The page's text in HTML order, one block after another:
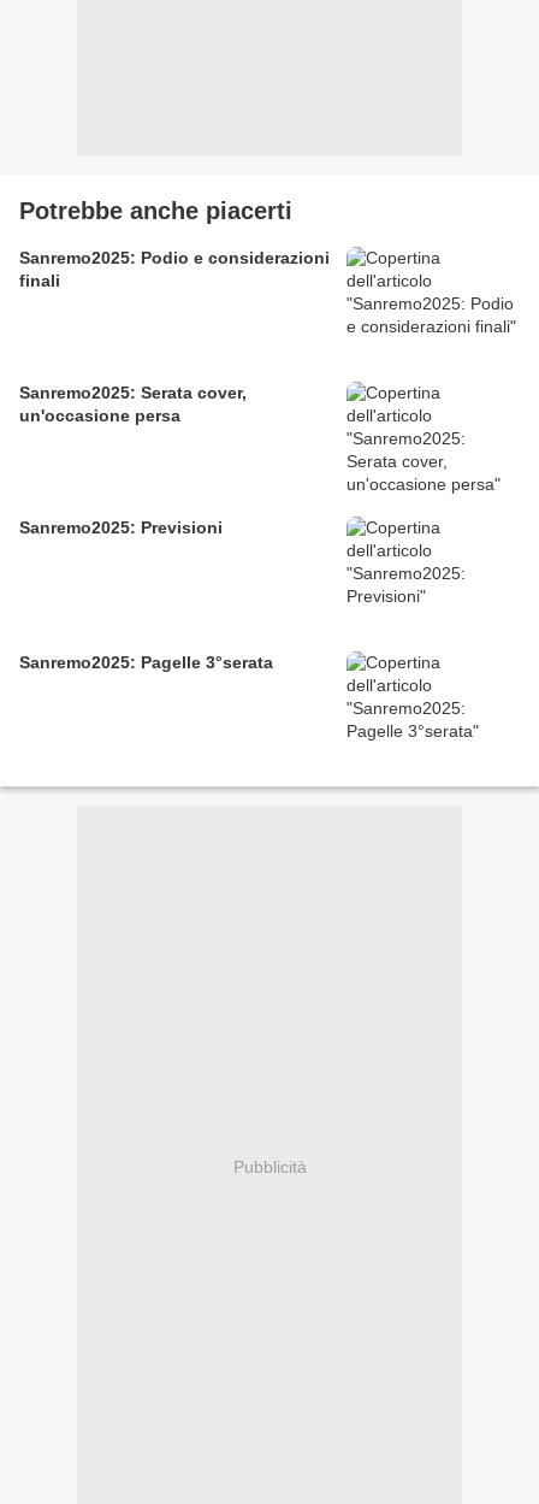
Potrebbe anche piacerti
Sanremo2025: Podio e considerazioni
finali
Sanremo2025: Serata cover,
un'occasione persa
Sanremo2025: Previsioni
Sanremo2025: Pagelle 3°serata
Pubblicità